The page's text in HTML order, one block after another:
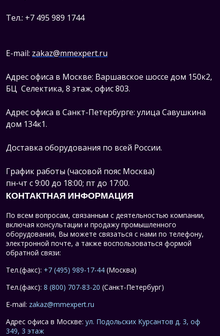
Тел.: +7 495 989 1744
E-mail: zakaz@mmexpert.ru
Адрес офиса в Москве: Варшавское шоссе дом 150к2,
БЦ Селектика, 8 этаж, офис 803.
Адрес офиса в Санкт-Петербурге: улица Савушкина
дом 134к1.
Доставка оборудования по всей России.
График работы (часовой пояс Москва)
пн-чт с 9:00 до 18:00; пт до 17:00.
КОНТАКТНАЯ ИНФОРМАЦИЯ
По всем вопросам, связанным с деятельностью компании,
включая консультации и продажу промышленного
оборудования, Вы можете связаться с нами по телефону,
электронной почте, а также воспользоваться формой
обратной связи:
Тел.(факс): +7 (495) 989-17-44 (Москва)
Тел.(факс): 8 (800) 707-83-20 (Санкт-Петербург)
E-mail: zakaz@mmexpert.ru
Адрес офиса в Москве: ул. Подольских Курсантов д. 3, оф
349, 3 этаж